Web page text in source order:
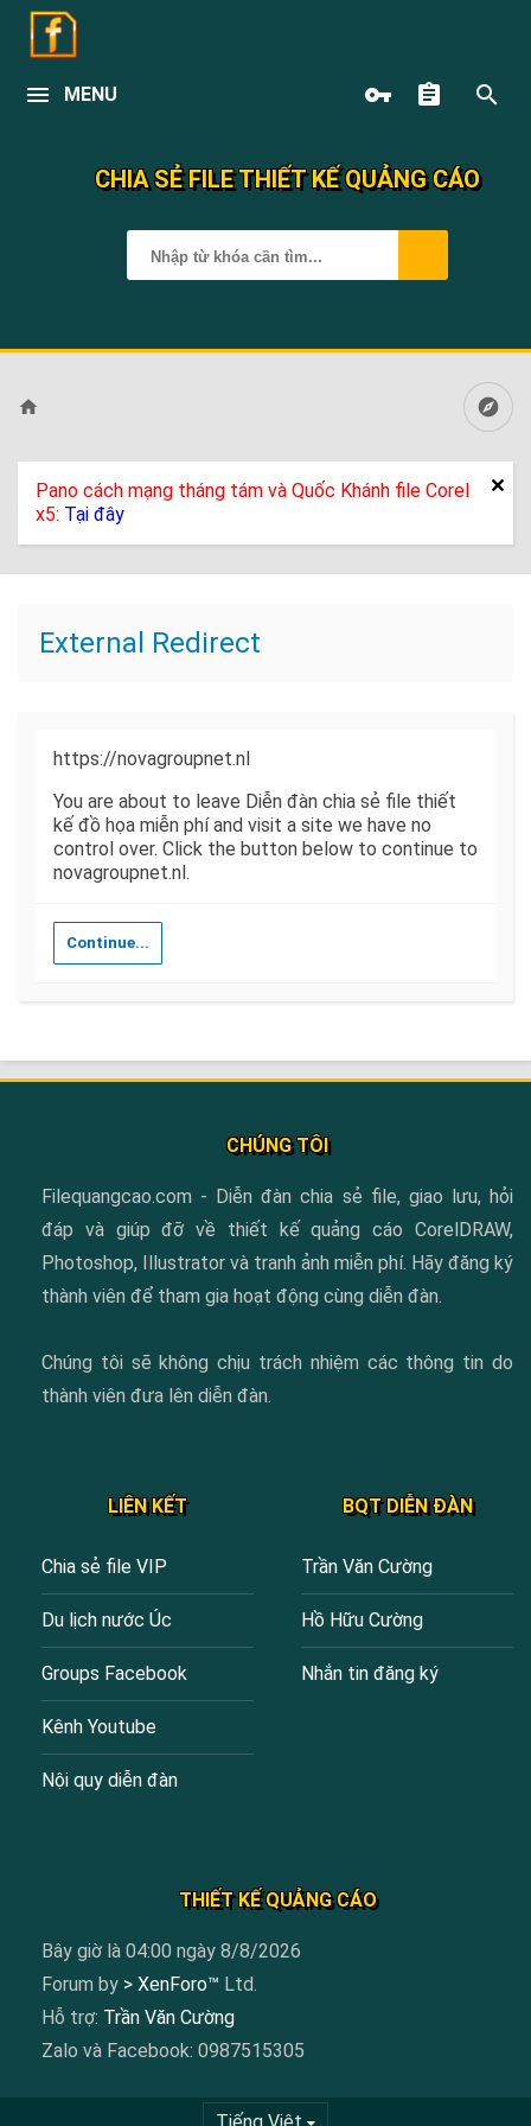
MENU
CHIA SẺ FILE THIẾT KẾ QUẢNG CÁO
Pano cách mạng tháng tám và Quốc Khánh file Corel
x5: Tại đây
External Redirect
https://novagroupnet.nl
You are about to leave Diễn đàn chia sẻ file thiết
kế đồ họa miễn phí and visit a site we have no
control over. Click the button below to continue to
novagroupnet.nl.
Continue...
CHÚNG TÔI
Filequangcao.com - Diễn đàn chia sẻ file, giao lưu, hỏi
đáp và giúp đỡ về thiết kế quảng cáo CorelDRAW,
Photoshop, Illustrator và tranh ảnh miễn phí. Hãy đăng ký
thành viên để tham gia hoạt động cùng diễn đàn.
Chúng tôi sẽ không chịu trách nhiệm các thông tin do
thành viên đưa lên diễn đàn.
LIÊN KẾT
Chia sẻ file VIP
Du lịch nước Úc
Groups Facebook
Kênh Youtube
Nội quy diễn đàn
BQT DIỄN ĐÀN
Trần Văn Cường
Hồ Hữu Cường
Nhắn tin đăng ký
THIẾT KẾ QUẢNG CÁO
Bây giờ là 04:00 ngày 8/8/2026
Forum by > XenForo™ Ltd.
Hỗ trợ: Trần Văn Cường
Zalo và Facebook: 0987515305